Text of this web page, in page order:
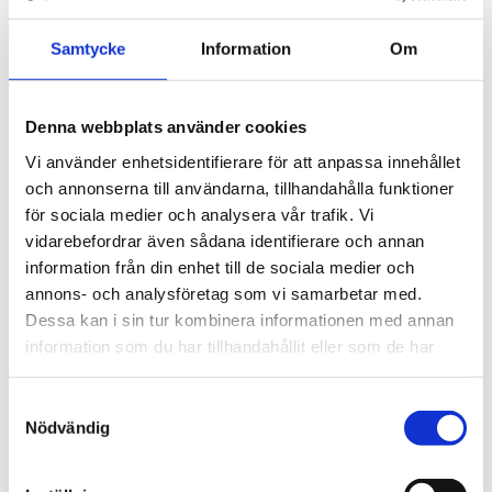
Samtycke Information Om
Denna webbplats använder cookies
Vi använder enhetsidentifierare för att anpassa innehållet
och annonserna till användarna, tillhandahålla funktioner
för sociala medier och analysera vår trafik. Vi
vidarebefordrar även sådana identifierare och annan
information från din enhet till de sociala medier och
annons- och analysföretag som vi samarbetar med.
Dessa kan i sin tur kombinera informationen med annan
information som du har tillhandahållit eller som de har
Nödvändig
destination i sig. Föreställ dig massage med avkopplande
(riktigt) vågskvalp i bakgrunden, yogasession med stilla
speglingar i vattnet och meditativa bastustunder med
Flytande hotell och boenden
Boenden på vatten erbjuder en unik upplevelse som
markfasta hotell och hus inte kan mäta sig med. Här blir
rum med havsutsikt eller antal meter från havet oviktigt
eftersom hotellrummet bokstavligen flyter på vattnet i
fråga. Tänk att vakna upp till ljudet av kluckande vågor,
sjunker ner över vattenytan.
utomlands. Och när vattennivåer förändras runt om i